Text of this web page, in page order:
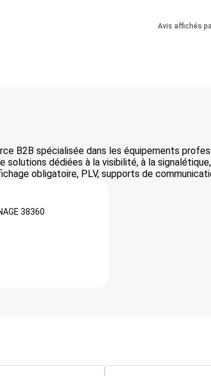
Avis affichés
B2B spécialisée dans les équipements
dédiées à la visibilité, à la
obligatoire, PLV, supports de
38360